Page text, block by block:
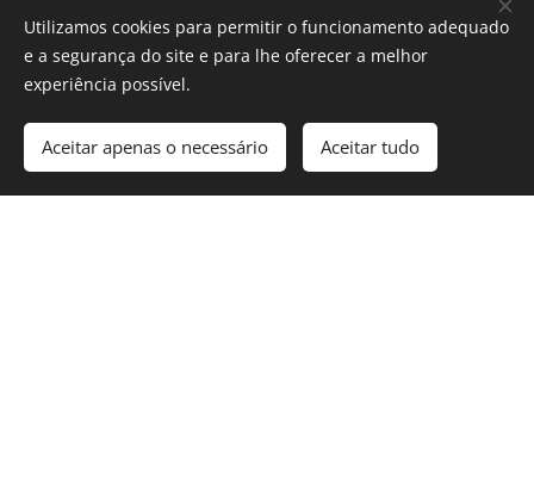
Utilizamos cookies para permitir o funcionamento adequado
e a segurança do site e para lhe oferecer a melhor
experiência possível.
Aceitar apenas o necessário Aceitar tudo